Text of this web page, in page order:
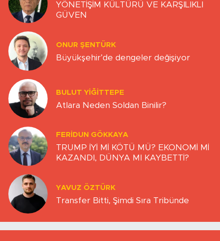
YÖNETİŞİM KÜLTÜRÜ VE KARŞILIKLI
GÜVEN
ONUR ŞENTÜRK
Büyükşehir’de dengeler değişiyor
BULUT YİĞİTTEPE
Atlara Neden Soldan Binilir?
FERIDUN GÖKKAYA
TRUMP İYİ Mİ KÖTÜ MÜ? EKONOMİ Mİ
KAZANDI, DÜNYA MI KAYBETTİ?
YAVUZ ÖZTÜRK
Transfer Bitti, Şimdi Sıra Tribünde